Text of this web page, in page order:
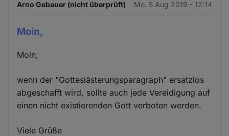
Arno Gebauer (nicht überprüft) Mo. 5 Aug 2019 - 12:14
Moin,
Moin,
wenn der "Gotteslästerungsparagraph" ersatzlos
abgeschafft wird, sollte auch jede Vereidigung auf
einen nicht existierenden Gott verboten werden.
Viele Grüße